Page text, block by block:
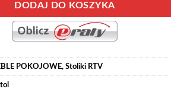
DODAJ DO KOSZYKA
POKOJOWE, Stoliki RTV